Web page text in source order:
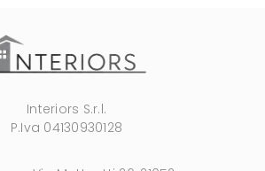
Interiors S.r.l.
P.Iva 04130930128